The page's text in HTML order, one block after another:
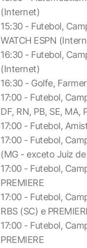
(Internet)
15:30 - Futebol,
WATCH ESPN
16:30 - Futebol,
(Internet)
16:30 - Golfe,
17:00 - Futebol,
DF, RN, PB, SE, MA,
17:00 - Futebol,
17:00 - Futebol,
(MG - exceto Juiz de
17:00 - Futebol,
PREMIERE
17:00 - Futebol,
RBS (SC) e
17:00 - Futebol,
PREMIERE